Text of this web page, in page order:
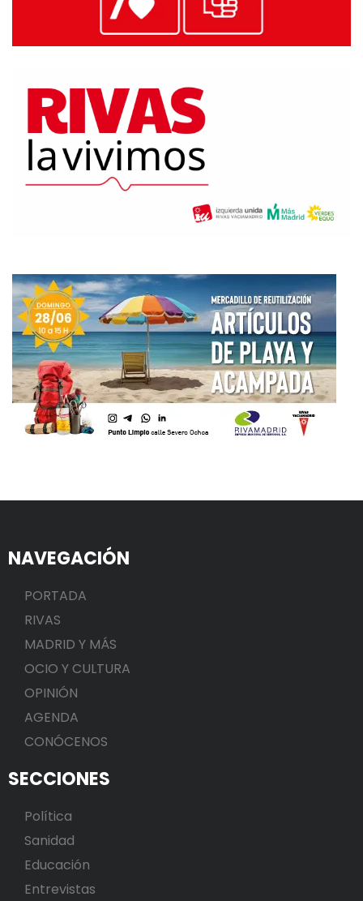
NAVEGACIÓN
PORTADA
RIVAS
MADRID Y MÁS
OCIO Y CULTURA
OPINIÓN
AGENDA
CONÓCENOS
SECCIONES
Política
Sanidad
Educación
Entrevistas